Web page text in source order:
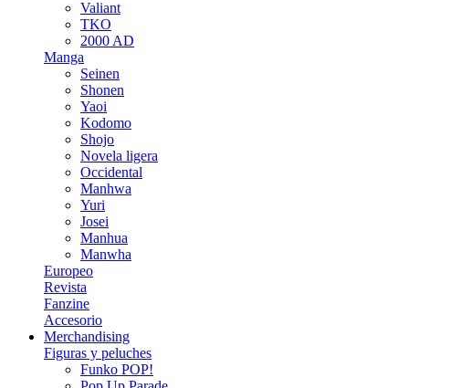
Valiant
TKO
2000 AD
Manga
Seinen
Shonen
Yaoi
Kodomo
Shojo
Novela ligera
Occidental
Manhwa
Yuri
Josei
Manhua
Manwha
Europeo
Revista
Fanzine
Accesorio
Merchandising
Figuras y peluches
Funko POP!